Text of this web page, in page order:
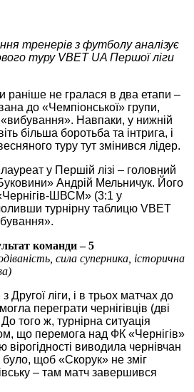
тренерів з футболу аналізує
туру VBET UA Першої ліги
раніше не гралася в два етапи –
до «Чемпіонської» групи,
«вибування». Навпаки, у нижній
більша боротьба та інтрига, і
туру тут змінився лідер.
у Першій лізі – головний
Андрій Мельничук. Його
ШВСМ» (3:1 у
турнірну таблицю VBET
команди – 5
сила суперника, історична
ліги, і в трьох матчах до
переграти чернігівців (дві
того ж, турнірна ситуація
що перемога над ФК «Чернігів»
виводила чернівчан
щоб «Скорук» не зміг
– там матч завершився